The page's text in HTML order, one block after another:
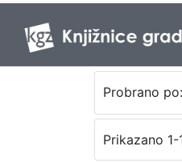
Probrano po:
Prikazano